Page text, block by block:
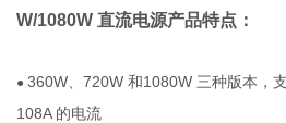
W/1080W 直流电源产品特点：
●360W、720W 和1080W 三种版本，
108A 的电流